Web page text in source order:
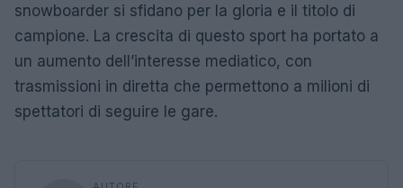
snowboarder si sfidano per la gloria e il titolo di
campione. La crescita di questo sport ha portato a
un aumento dell’interesse mediatico, con
trasmissioni in diretta che permettono a milioni di
spettatori di seguire le gare.